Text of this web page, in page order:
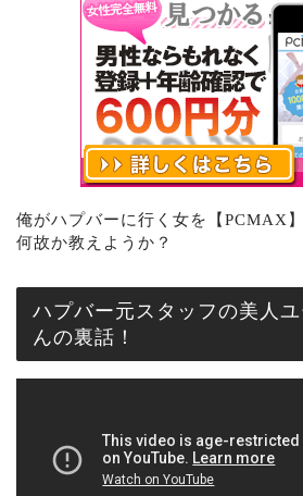
俺がハプバーに行く女を【PCMAX
何故か教えようか？
ハプバー元スタッフの美人
んの裏話！